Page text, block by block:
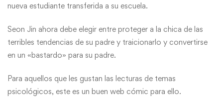
nueva estudiante transferida a su escuela.
Seon Jin ahora debe elegir entre proteger a la chica de las
terribles tendencias de su padre y traicionarlo y convertirse
en un «bastardo» para su padre.
Para aquellos que les gustan las lecturas de temas
psicológicos, este es un buen web cómic para ello.